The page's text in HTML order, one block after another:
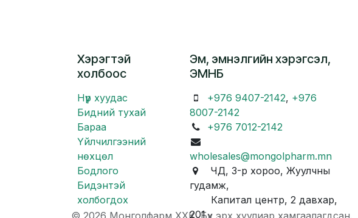
Хэрэгтэй
холбоос
Нүүр хуудас
Бидний тухай
Бараа
Үйлчилгээний
нөхцөл
Бодлого
Бидэнтэй
холбогдох
Эм, эмнэлгийн хэрэгсэл,
ЭМНБ
+976 9407-2142, +976
8007-2142
+976 7012-2142
wholesales@mongolpharm.mn
ЧД, 3-р хороо, Жуулчны
гудамж,
Капитал центр, 2 давхар,
201
© 2026 Монголфарм ХХК. Бүх эрх хуулиар хамгаалагдсан.